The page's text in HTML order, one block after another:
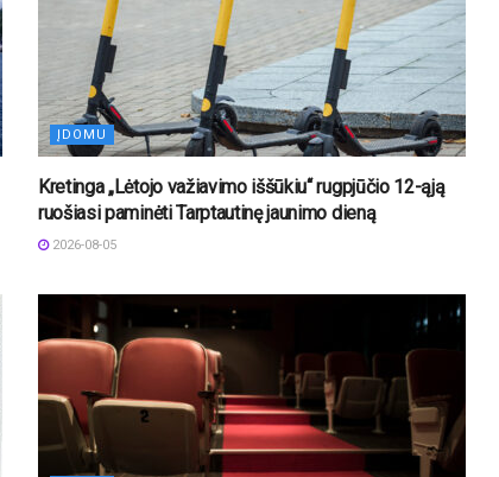
ĮDOMU
Kretinga „Lėtojo važiavimo iššūkiu“ rugpjūčio 12-ąją
ruošiasi paminėti Tarptautinę jaunimo dieną
2026-08-05